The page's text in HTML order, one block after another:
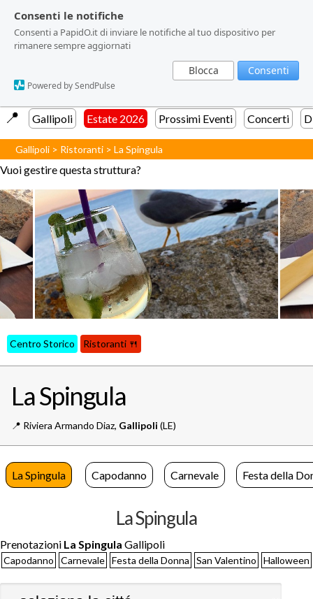
Consenti le notifiche
Consenti a PapidO.it di inviare le notifiche al tuo dispositivo per
rimanere sempre aggiornati
Blocca Consenti
Powered by SendPulse
Consenti le notifiche
Consenti a PapidO.it di inviare le notifiche al tuo dispositivo per
rimanere sempre aggiornati
Blocca Consenti
Powered by SendPulse
📍️ Gallipoli Estate 2026 Prossimi Eventi Concerti
Gallipoli > Ristoranti >La Spingula
Vuoi gestire questa struttura?
Centro Storico Ristoranti 🍴
La Spingula
📍️ Riviera Armando Diaz, Gallipoli (LE)
La Spingula Capodanno Carnevale Festa della
La Spingula
Prenotazioni La Spingula Gallipoli
Capodanno Carnevale Festa della Donna San Valentino Halloween